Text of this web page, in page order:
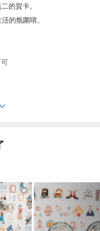
的賀卡。
的氛圍唷。
為主的韓國設計品牌。
Dailylike美好生活的創作概
們的產品從圖案創作到成品,
幸福的作品,讓每個人可以輕
,享受美日好生活,喜愛每一天,